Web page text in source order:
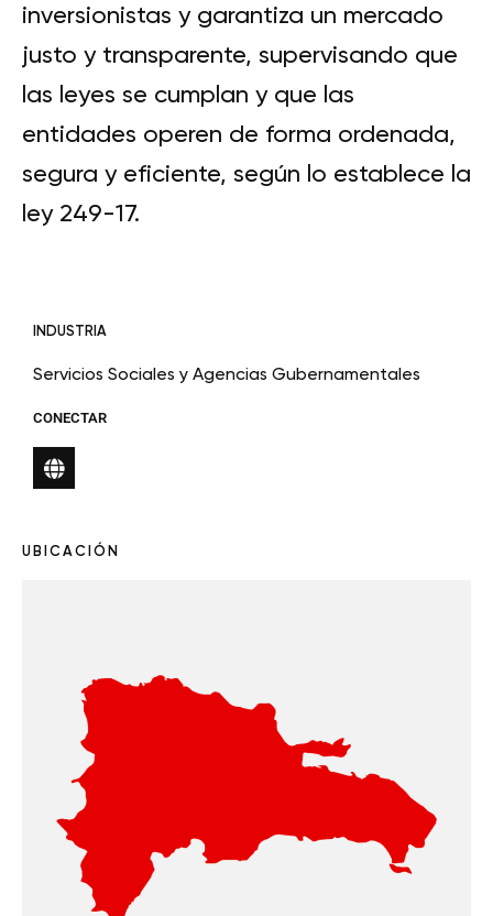
inversionistas y garantiza un mercado
justo y transparente, supervisando que
las leyes se cumplan y que las
entidades operen de forma ordenada,
segura y eficiente, según lo establece la
ley 249-17.
INDUSTRIA
Servicios Sociales y Agencias Gubernamentales
CONECTAR
UBICACIÓN